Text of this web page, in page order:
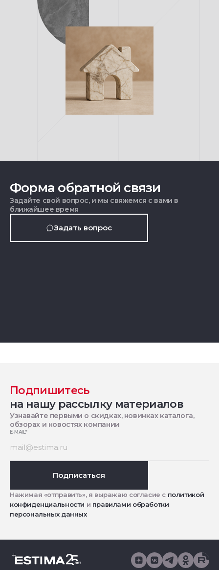
Форма обратной связи
Задайте свой вопрос, и мы свяжемся с вами в
ближайшее время
Задать вопрос
Подпишитесь
на нашу рассылку материалов
Узнавайте первыми о скидках, новинках каталога,
обзорах и новостях компании
E-MAIL*
Подписаться
Нажимая «отправить», я выражаю согласие с политикой
конфиденциальности и правилами обработки
персональных данных